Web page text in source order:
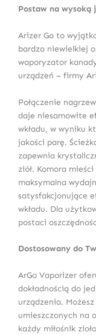
Postaw na wysoką
Arizer Go to
bardzo niewielkiej
waporyzator
urządzeń – firmy
Połączenie
daje niesamowite
wkładu, w wyniku
jakości parę.
zapewnia
ziół. Komora
maksymalna
satysfakcjonujące
wkładu. Dla
postaci
Dostosowany do
ArGo Vaporizer
dokładnością do
urządzenia.
umieszczonych na
każdy miłośnik